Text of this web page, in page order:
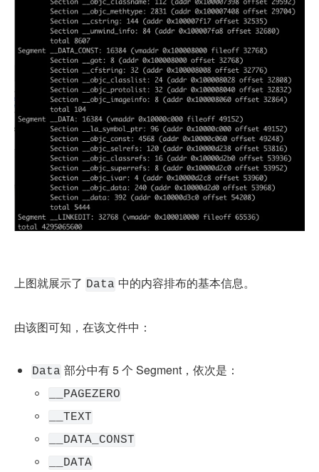
上图就展示了 Data 中的内容排布的基本信息。
由该图可知，在该文件中：
Data 部分中有 5 个 Segment，依次是：
__PAGEZERO
__TEXT
__DATA_CONST
__DATA